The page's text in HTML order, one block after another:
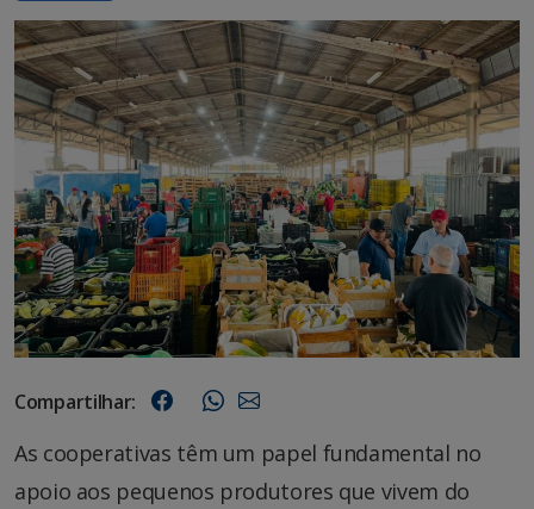
Compartilhar:
As cooperativas têm um papel fundamental no
apoio aos pequenos produtores que vivem do